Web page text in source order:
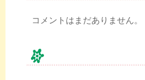
コメントはまだありません。